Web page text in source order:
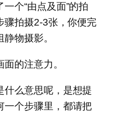
个“由点及面”的拍
骤拍摄2-3张，你便完
物摄影。
的注意力。
什么意思呢，是想提
一个步骤里，都请把